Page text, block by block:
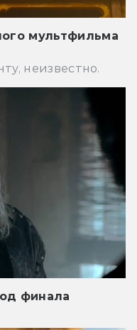
мультфильма
неизвестно.
финала